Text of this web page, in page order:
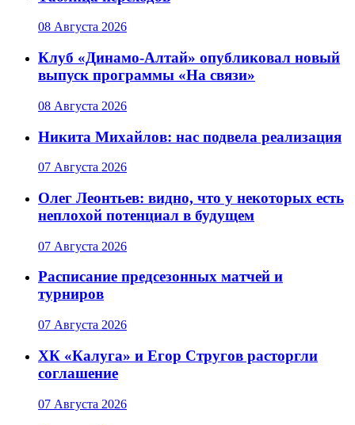
08 Августа 2026
Клуб «Динамо-Алтай» опубликовал новый
выпуск программы «На связи»
08 Августа 2026
Никита Михайлов: нас подвела реализация
07 Августа 2026
Олег Леонтьев: видно, что у некоторых есть
неплохой потенциал в будущем
07 Августа 2026
Расписание предсезонных матчей и
турниров
07 Августа 2026
ХК «Калуга» и Егор Стругов расторгли
соглашение
07 Августа 2026